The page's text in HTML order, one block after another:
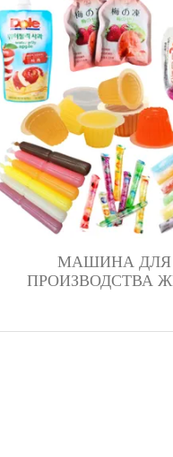
МАШИНА ДЛЯ
ПРОИЗВОДСТВА